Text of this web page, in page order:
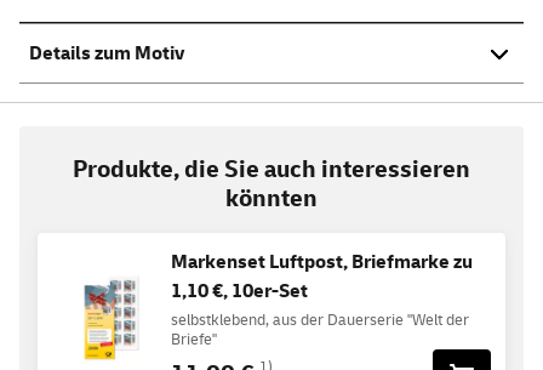
Details zum Motiv
Produkte, die Sie auch interessieren
könnten
Markenset Luftpost, Briefmarke zu
1,10 €, 10er-Set
selbstklebend, aus der Dauerserie "Welt der
Briefe"